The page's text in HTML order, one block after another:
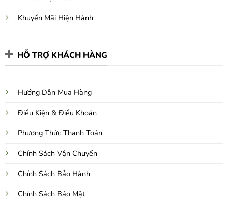
Khuyến Mãi Hiện Hành
HỖ TRỢ KHÁCH HÀNG
Hướng Dẫn Mua Hàng
Điều Kiện & Điều Khoản
Phương Thức Thanh Toán
Chính Sách Vận Chuyển
Chính Sách Bảo Hành
Chính Sách Bảo Mật